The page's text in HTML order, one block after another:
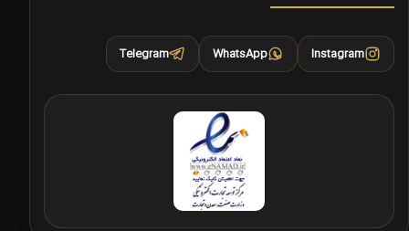
Instagram
WhatsApp
Telegram